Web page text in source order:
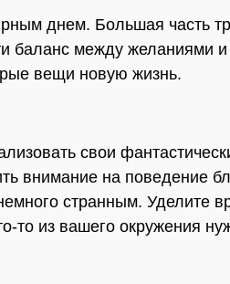
днем. Большая часть
баланс между желаниями
вещи новую жизнь.
свои
внимание на поведение
странным. Уделите
то из вашего окружения